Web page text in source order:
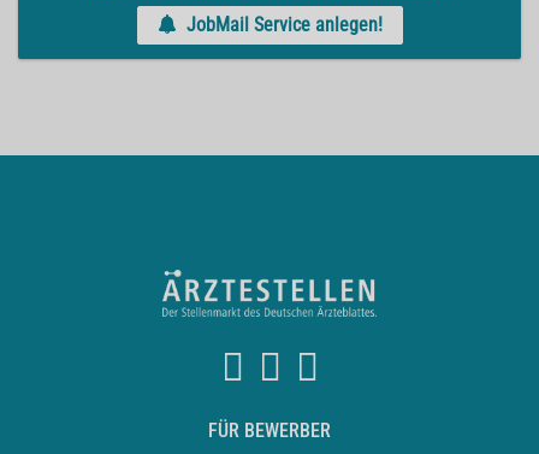
JobMail Service anlegen!
FÜR BEWERBER